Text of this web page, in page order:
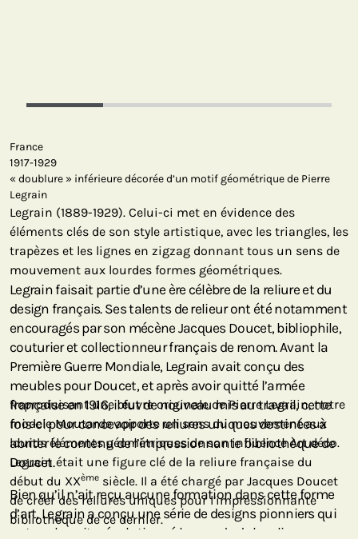
France
1917-1929
« doublure » inférieure décorée d’un motif géométrique de Pierre
Legrain
Legrain (1889-1929). Celui-ci met en évidence des
éléments clés de son style artistique, avec les triangles, les
trapèzes et les lignes en zigzag donnant tous un sens de
mouvement aux lourdes formes géométriques.
Legrain faisait partie d’une ère célèbre de la reliure et du
design français. Ses talents de relieur ont été notamment
encouragés par son mécène Jacques Doucet, bibliophile,
couturier et collectionneur français de renom. Avant la
Première Guerre Mondiale, Legrain avait conçu des
meubles pour Doucet, et après avoir quitté l’armée
française en 1916, il fut de nouveau mis au travail, cette
fois-ci pour concevoir des reliures uniques destinées à
abriter le contenu de l’impressionnante bibliothèque de
Doucet.
Bien qu’il n’ait reçu aucune formation dans cette forme
d’art, Legrain a conçu une série de designs pionniers qui
ont par la suite révolutionné le monde de la reliure
Reproduisant une œuvre originale de Pierre Legrain, notre
modele Moutarde apporte un sens du mouvement aux
lourds éléments géométriques de son influence Art déco.
Legrain était une figure clé de la reliure française du
début du XXème siècle. Il a été chargé par Jacques Doucet
de créer des reliures uniques pour l’impressionnante
bibliothèque de ce dernier.